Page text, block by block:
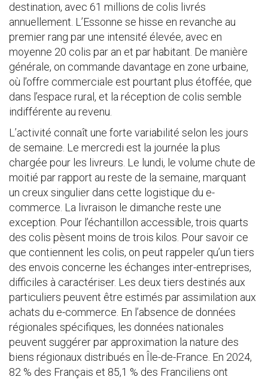
destination, avec 61 millions de colis livrés
annuellement. L’Essonne se hisse en revanche au
premier rang par une intensité élevée, avec en
moyenne 20 colis par an et par habitant. De manière
générale, on commande davantage en zone urbaine,
où l’offre commerciale est pourtant plus étoffée, que
dans l’espace rural, et la réception de colis semble
indifférente au revenu.
L’activité connaît une forte variabilité selon les jours
de semaine. Le mercredi est la journée la plus
chargée pour les livreurs. Le lundi, le volume chute de
moitié par rapport au reste de la semaine, marquant
un creux singulier dans cette logistique du e-
commerce. La livraison le dimanche reste une
exception. Pour l’échantillon accessible, trois quarts
des colis pèsent moins de trois kilos. Pour savoir ce
que contiennent les colis, on peut rappeler qu’un tiers
des envois concerne les échanges inter-entreprises,
difficiles à caractériser. Les deux tiers destinés aux
particuliers peuvent être estimés par assimilation aux
achats du e-commerce. En l’absence de données
régionales spécifiques, les données nationales
peuvent suggérer par approximation la nature des
biens régionaux distribués en Île-de-France. En 2024,
82 % des Français et 85,1 % des Franciliens ont